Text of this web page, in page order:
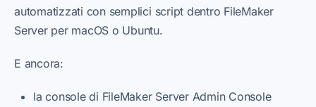
automatizzati con semplici script dentro FileMaker
Server per macOS o Ubuntu.
E ancora:
la console di FileMaker Server Admin Console